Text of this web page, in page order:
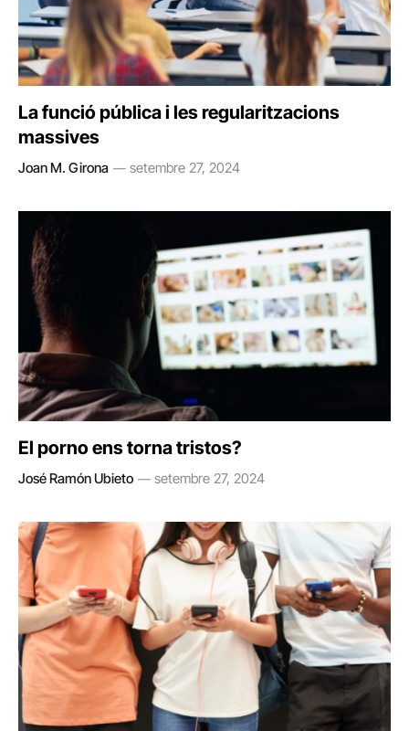
La funció pública i les regularitzacions
massives
Joan M. Girona setembre 27, 2024
El porno ens torna tristos?
José Ramón Ubieto setembre 27, 2024